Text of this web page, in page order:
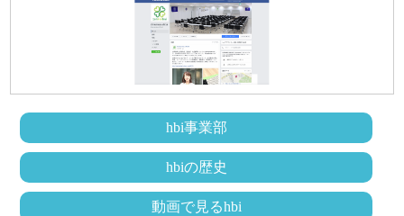
hbi事業部
hbiの歴史
動画で見るhbi